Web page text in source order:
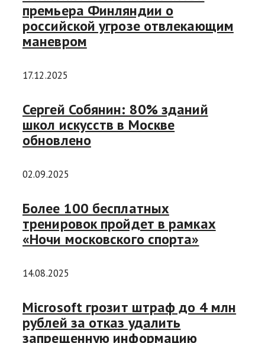
премьера Финляндии о
российской угрозе отвлекающим
маневром
17.12.2025
Сергей Собянин: 80% зданий
школ искусств в Москве
обновлено
02.09.2025
Более 100 бесплатных
тренировок пройдет в рамках
«Ночи московского спорта»
14.08.2025
Microsoft грозит штраф до 4 млн
рублей за отказ удалить
запрещенную информацию